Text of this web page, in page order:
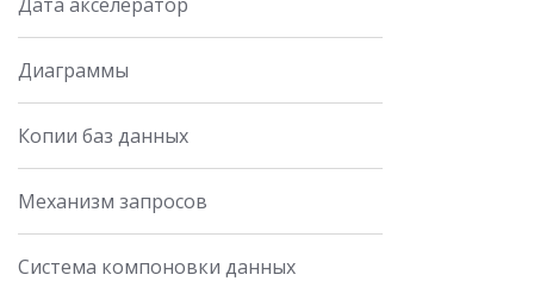
Диаграммы
Копии баз данных
Механизм запросов
Система компоновки данных